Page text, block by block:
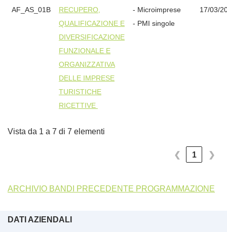
AF_AS_01B
RECUPERO,
QUALIFICAZIONE E
DIVERSIFICAZIONE
FUNZIONALE E
ORGANIZZATIVA
DELLE IMPRESE
TURISTICHE
RICETTIVE
- Microimprese
- PMI singole
17/03/
Vista da 1 a 7 di 7 elementi
❮ 1 ❯
ARCHIVIO BANDI PRECEDENTE PROGRAMMAZIONE
DATI AZIENDALI